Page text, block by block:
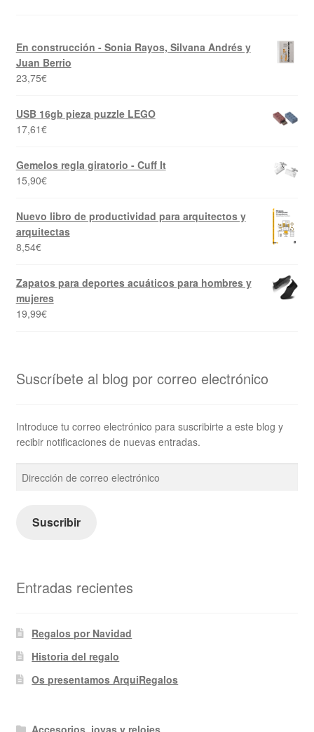
En construcción - Sonia Rayos, Silvana Andrés y
Juan Berrio
23,75€
USB 16gb pieza puzzle LEGO
17,61€
Gemelos regla giratorio - Cuff It
15,90€
Nuevo libro de productividad para arquitectos y
arquitectas
8,54€
Zapatos para deportes acuáticos para hombres y
mujeres
19,99€
Suscríbete al blog por correo electrónico
Introduce tu correo electrónico para suscribirte a este blog y
recibir notificaciones de nuevas entradas.
de
electrónico
Suscribir
Entradas recientes
Regalos por Navidad
Historia del regalo
Os presentamos ArquiRegalos